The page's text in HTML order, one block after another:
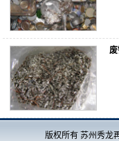
版权所有 苏州秀龙